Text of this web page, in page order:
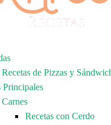
Recetas de Pizzas y
Principales
Carnes
Recetas con Cerdo